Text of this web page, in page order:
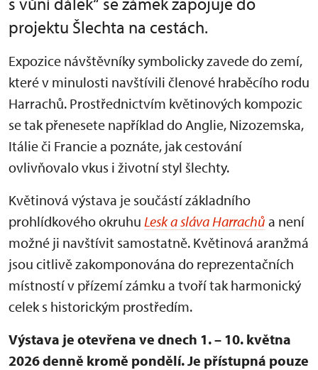
projektu Šlechta na cestách.
Expozice návštěvníky symbolicky zavede do zemí,
které v minulosti navštívili členové hraběcího rodu
Harrachů. Prostřednictvím květinových kompozic
se tak přenesete například do Anglie, Nizozemska,
Itálie či Francie a poznáte, jak cestování
ovlivňovalo vkus i životní styl šlechty.
Květinová výstava je součástí základního
prohlídkového okruhu Lesk a sláva Harrachů a není
možné ji navštívit samostatně. Květinová aranžmá
jsou citlivě zakomponována do reprezentačních
místností v přízemí zámku a tvoří tak harmonický
celek s historickým prostředím.
Výstava je otevřena ve dnech 1. – 10. května
2026 denně kromě pondělí.Je přístupná pouze